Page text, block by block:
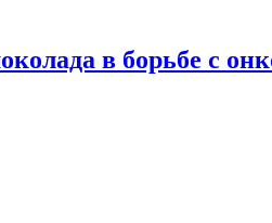
в борьбе с